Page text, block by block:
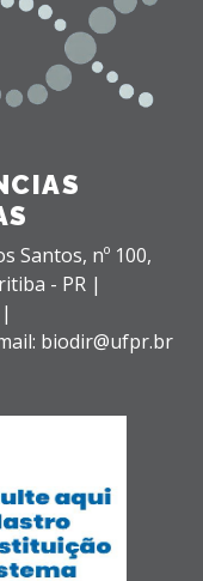
Santos, nº 100,
- PR |
biodir@ufpr.br